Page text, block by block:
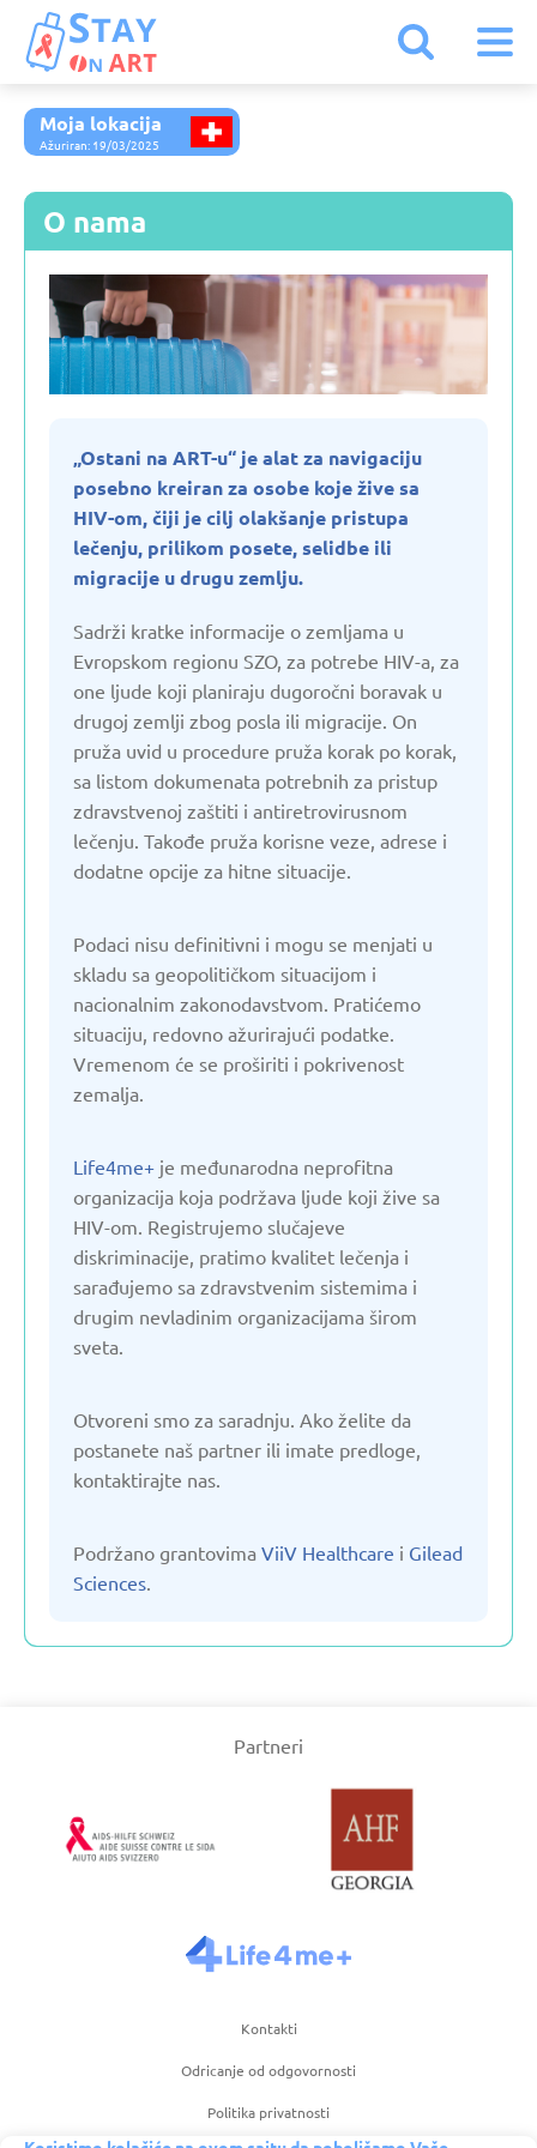
Moja lokacija
Ažuriran: 19/03/2025
O nama
„Ostani na ART-u“ je alat za navigaciju
posebno kreiran za osobe koje žive sa
HIV-om, čiji je cilj olakšanje pristupa
lečenju, prilikom posete, selidbe ili
migracije u drugu zemlju.
Sadrži kratke informacije o zemljama u
Evropskom regionu SZO, za potrebe HIV-a, za
one ljude koji planiraju dugoročni boravak u
drugoj zemlji zbog posla ili migracije. On
pruža uvid u procedure pruža korak po korak,
sa listom dokumenata potrebnih za pristup
zdravstvenoj zaštiti i antiretrovirusnom
lečenju. Takođe pruža korisne veze, adrese i
dodatne opcije za hitne situacije.
Podaci nisu definitivni i mogu se menjati u
skladu sa geopolitičkom situacijom i
nacionalnim zakonodavstvom. Pratićemo
situaciju, redovno ažurirajući podatke.
Vremenom će se proširiti i pokrivenost
zemalja.
Life4me+ je međunarodna neprofitna
organizacija koja podržava ljude koji žive sa
HIV-om. Registrujemo slučajeve
diskriminacije, pratimo kvalitet lečenja i
sarađujemo sa zdravstvenim sistemima i
drugim nevladinim organizacijama širom
sveta.
Otvoreni smo za saradnju. Ako želite da
postanete naš partner ili imate predloge,
kontaktirajte nas.
Podržano grantovima ViiV Healthcare i Gilead
Sciences.
Austrija
Belgija
Belorusija
Bugarska
Danska
Estonija
Francuska
Gruzija
Holandija
Italija
Jermenija
Kazahstan
Kirgistan
Letonija
Litvanija
Moldavija
Poljska
Turska
Partneri
Kontakti
Odricanje od odgovornosti
Politika privatnosti